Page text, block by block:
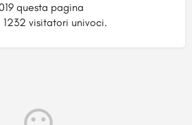
questa pagina
visitatori univoci.